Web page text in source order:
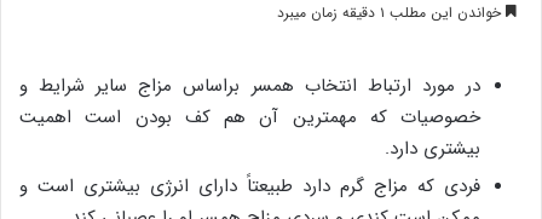
خواندن این مطلب ۱ دقیقه زمان میبرد
در مورد ارتباط انتخاب همسر براساس مزاج سایر شرایط و
خصوصیات که مهمترین آن هم کف بودن است اهمیت
بیشتری دارد.
فردی که مزاج گرم دارد طبیعتاً دارای انرژی بیشتری است و